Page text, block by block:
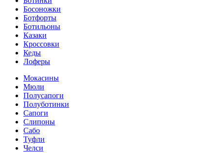
Босоножки
Ботфорты
Ботильоны
Казаки
Кроссовки
Кеды
Лоферы
Мокасины
Мюли
Полусапоги
Полуботинки
Сапоги
Слипоны
Сабо
Туфли
Челси